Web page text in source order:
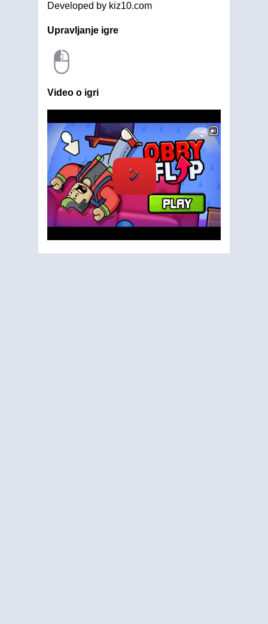
Developed by kiz10.com
Upravljanje igre
Video o igri